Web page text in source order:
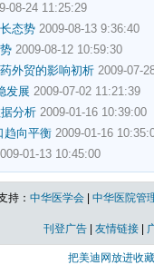
08-24 11:25:29
态势 2009-08-13 9:36:40
2009-08-12 10:59:30
外贸的影响初析 2009-07-
发展 2009-07-02 11:21:39
分析 2009-01-16 10:39:00
趋向平衡 2009-01-16
01-13 10:45:00
持： 中华医学会 中华医院管
刊登广告 友情链接
把美迪网放进收